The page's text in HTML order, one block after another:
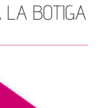
LA BOTIGA